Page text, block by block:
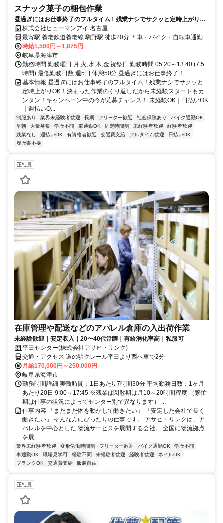
スナック菓子の梱包作業
昼過ぎにはお仕事終了のフルタイム！残業ナシでサクッと定時上がり
OK！決まった作業のくり返しだから未経験スタートもカンタン！キャン
ペーン中の今が応募チャンス！
株式会社ヒューマンアイ 名古屋
最寄駅 養老鉄道養老線 駒野駅 徒歩20分 ＊車・バイク・自転車通勤
OK！（無料P完備）
時給1,500円～1,875円
岐阜県海津市
勤務時間 勤務曜日 月,火,水,木,金,祝祭日 勤務時間 05:20～13:40 (7.5
時間) 最低勤務日数 週5日 休憩50分 昼過ぎにはお仕事終了！
基本情報 昼過ぎにはお仕事終了のフルタイム！残業ナシでサクッと
定時上がりOK！決まった作業のくり返しだから未経験スタートもカ
ンタン！キャンペーン中の今が応募チャンス！ 未経験OK｜日払いOK
｜週払いO...
制服あり 業界未経験者歓迎 長期 フリーター歓迎 社会保険あり
バイク通勤OK
早朝
大量募集 学歴不問 車通勤OK 固定時間制 未経験者歓迎
経験者歓迎
残業なし
週払いOK 有資格者歓迎 交通費支給 フルタイム歓迎
日払いOK
履歴書不要
正社員
在庫管理や配送などのアパレル倉庫の入出荷作業
未経験歓迎｜安定収入｜20〜40代活躍｜有給消化率高｜私服可
平田センター(株式会社アサヒ・リンク)
交通・アクセス 道の駅クレール平田より西へ車で2分
月給170,000円～250,000円
岐阜県海津市
勤務時間詳細 実働時間：1日あたり7時間30分 平均勤務日数：1ヶ月
あたり20日 9:00～17:45 ※残業は閑散期は月10～20時間程度 （繁忙
期は仕事の状況によってセンター別で異なります） ...
仕事内容 「まだまだ体を動かして働きたい」 「安定した会社で長く
働きたい」 そんな方にぴったりの仕事です。 アサヒ・リンクは、ア
パレルを中心とした 物流サービスを展開する会社。 全国に物流拠点
を展...
業界未経験者歓迎 変形労働時間制 フリーター歓迎 バイク通勤OK
学歴不問
車通勤OK
職場見学可 経験不問 未経験者歓迎 経験者歓迎
ネイルOK
ブランクOK
交通費支給 服装自由
正社員